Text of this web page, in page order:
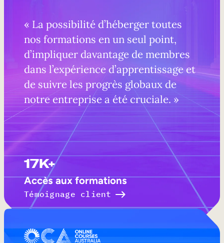
« La possibilité d’héberger toutes
nos formations en un seul point,
d’impliquer davantage de membres
dans l’expérience d’apprentissage et
de suivre les progrès globaux de
notre entreprise a été cruciale. »
17K+
Accès aux formations
Témoignage client